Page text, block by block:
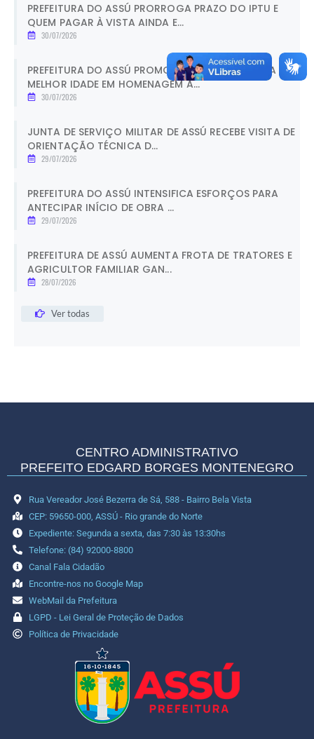
PREFEITURA DO ASSÚ PRORROGA PRAZO DO IPTU E
QUEM PAGAR À VISTA AINDA E...
30/07/2026
PREFEITURA DO ASSÚ PROMOVE CHÁ DA TARDE DA
MELHOR IDADE EM HOMENAGEM A...
30/07/2026
JUNTA DE SERVIÇO MILITAR DE ASSÚ RECEBE VISITA DE
ORIENTAÇÃO TÉCNICA D...
29/07/2026
PREFEITURA DO ASSÚ INTENSIFICA ESFORÇOS PARA
ANTECIPAR INÍCIO DE OBRA ...
29/07/2026
PREFEITURA DE ASSÚ AUMENTA FROTA DE TRATORES E
AGRICULTOR FAMILIAR GAN...
28/07/2026
Ver todas
CENTRO ADMINISTRATIVO
PREFEITO EDGARD BORGES MONTENEGRO
Rua Vereador José Bezerra de Sá, 588 - Bairro Bela Vista
CEP: 59650-000, ASSÚ - Rio grande do Norte
Expediente: Segunda a sexta, das 7:30 às 13:30hs
Telefone: (84) 92000-8800
Canal Fala Cidadão
Encontre-nos no Google Map
WebMail da Prefeitura
LGPD - Lei Geral de Proteção de Dados
Política de Privacidade